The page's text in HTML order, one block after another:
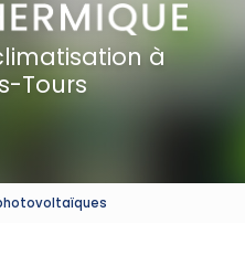
à
Tours